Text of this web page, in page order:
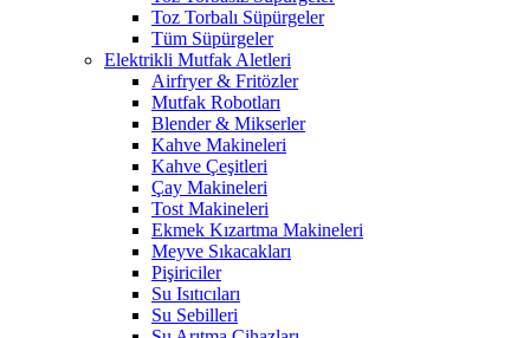
Toz Torbalı Süpürgeler
Tüm Süpürgeler
Elektrikli Mutfak Aletleri
Airfryer & Fritözler
Mutfak Robotları
Blender & Mikserler
Kahve Makineleri
Kahve Çeşitleri
Çay Makineleri
Tost Makineleri
Ekmek Kızartma Makineleri
Meyve Sıkacakları
Pişiriciler
Su Isıtıcıları
Su Sebilleri